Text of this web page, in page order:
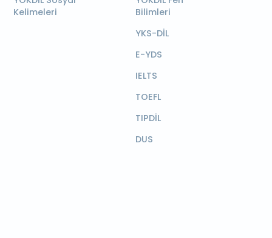
Kelimeleri
Bilimleri
YKS-DİL
E-YDS
IELTS
TOEFL
TIPDİL
DUS